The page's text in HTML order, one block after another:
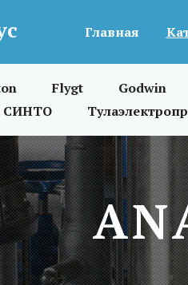
Главная
Flygt Godwin
СИНТО